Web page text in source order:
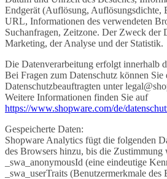
Endgerät (Auflösung, Auflösungsdichte,
URL, Informationen des verwendeten
Suchanfragen, Zeitzone. Der Zweck der
Marketing, der Analyse und der Statistik.
Die Datenverarbeitung erfolgt innerhalb
Bei Fragen zum Datenschutz können Sie
Datenschutzbeauftragten unter
Weitere Informationen finden Sie auf
https://www.shopware.com/de/
Gespeicherte Daten:
Shopware Analytics fügt die folgenden
des Browsers hinzu, bis die
_swa_anonymousId (eine eindeutige
_swa_userTraits (Benutzermerkmale des